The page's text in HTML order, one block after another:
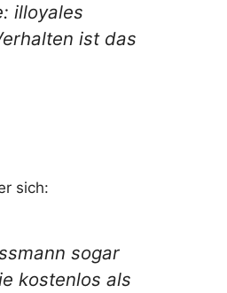
illoyales
ist das
sich:
sogar
kostenlos als